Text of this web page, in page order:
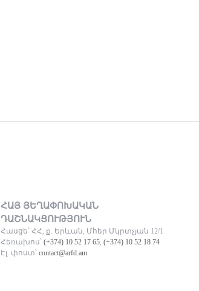
07 ՕԳՈՍՏՈՍ 2026
Արտածման ճգնաժամը
ՀԱՅ ՅԵՂԱՓՈԽԱԿԱՆ
ԴԱՇՆԱԿՑՈՒԹՅՈՒՆ
Հասցե՝ ՀՀ, ք. Երևան, Մհեր Մկրտչյան 12/1
Հեռախոս՝ (+374) 10 52 17 65, (+374) 10 52 18 74
Էլ. փոստ՝ contact@arfd.am